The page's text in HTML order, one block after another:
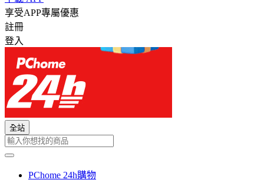
享受APP專屬優惠
註冊
登入
全站
PChome 24h購物